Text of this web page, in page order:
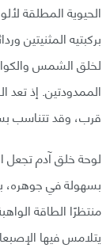
الحيوية المطلقة
بركبتيه المثنيتين
لخلق الشمس
الممدودتين. إذ
قرب، وقد تتناسب
لوحة خلق آدم تجعل
بسهولة في جوهره،
منتظرًا الطاقة
يتلامس فيها